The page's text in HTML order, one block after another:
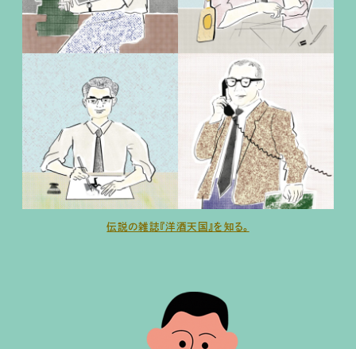
伝説の雑誌『洋酒天国』を知る。